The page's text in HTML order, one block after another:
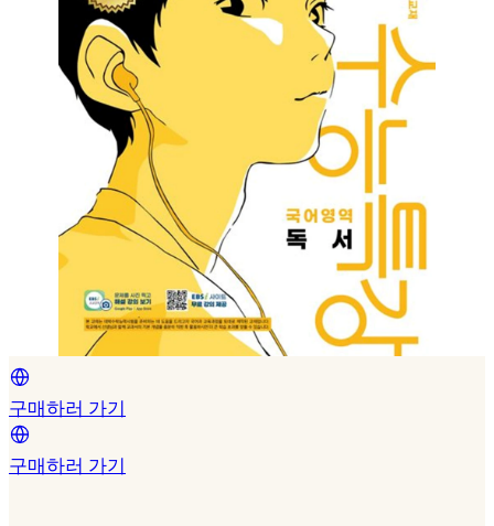
구매하러 가기
구매하러 가기